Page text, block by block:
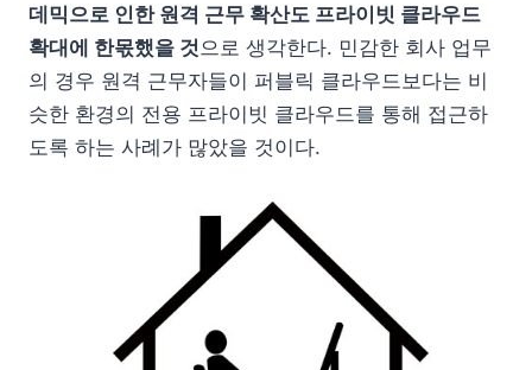
데믹으로 인한 원격 근무 확산도 프라이빗 클라우드
확대에 한몫했을 것 으로 생각한다. 민감한 회사 업무
의 경우 원격 근무자들이 퍼블릭 클라우드보다는 비
슷한 환경의 전용 프라이빗 클라우드를 통해 접근하
도록 하는 사례가 많았을 것이다.